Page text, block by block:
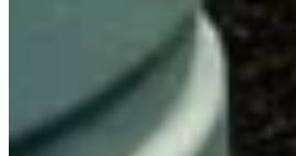
Découvrez le fonctionnement,
Qu'est-ce qu'une
La fosse septique est un système
toutes eaux, qui traite également
public d'assainissement.